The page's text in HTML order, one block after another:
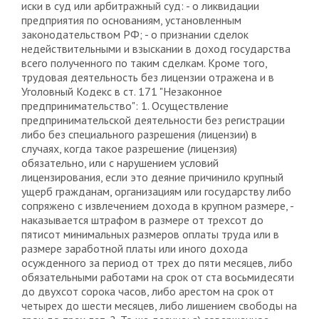
иски в суд или арбитражный суд: - о ликвидации
предприятия по основаниям, установленным
законодательством РФ; - о признании сделок
недействительными и взыскании в доход государства
всего полученного по таким сделкам. Кроме того,
трудовая деятельность без лицензии отражена и в
Уголовный Кодекс в ст. 171 "Незаконное
предпринимательство": 1. Осуществление
предпринимательской деятельности без регистрации
либо без специального разрешения (лицензии) в
случаях, когда такое разрешение (лицензия)
обязательно, или с нарушением условий
лицензирования, если это деяние причинило крупный
ущерб гражданам, организациям или государству либо
сопряжено с извлечением дохода в крупном размере, -
наказывается штрафом в размере от трехсот до
пятисот минимальных размеров оплаты труда или в
размере заработной платы или иного дохода
осужденного за период от трех до пяти месяцев, либо
обязательными работами на срок от ста восьмидесяти
до двухсот сорока часов, либо арестом на срок от
четырех до шести месяцев, либо лишением свободы на